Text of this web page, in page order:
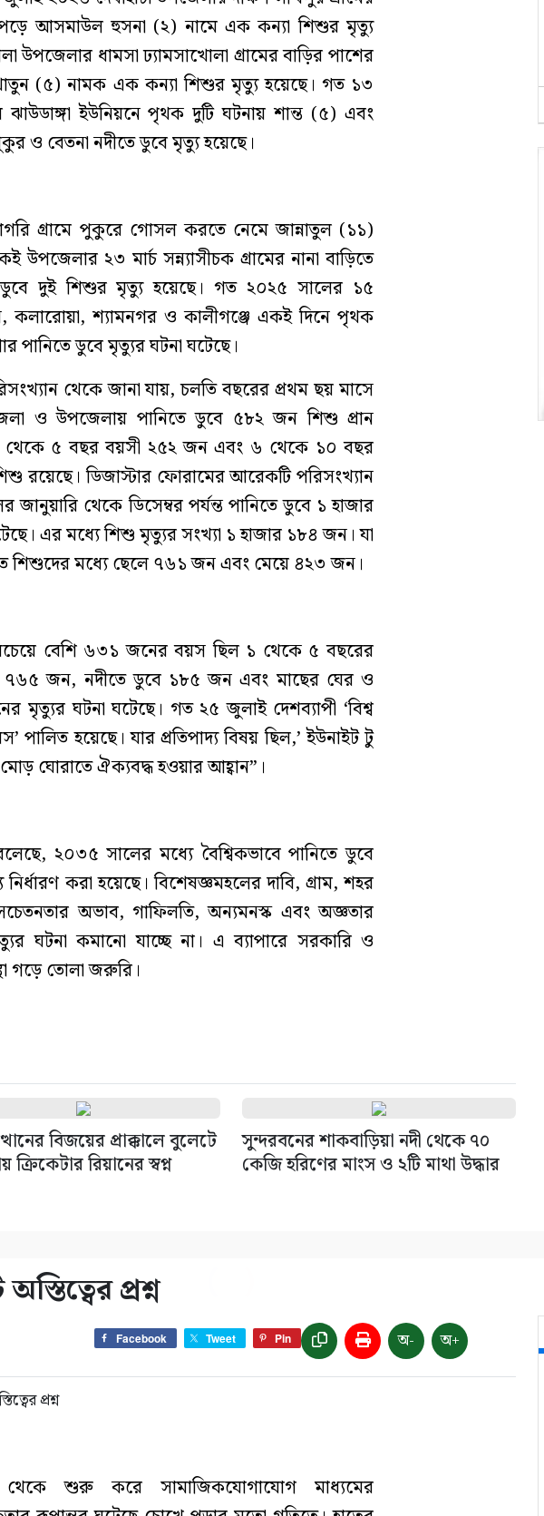
পড়ে আসমাউল হুসনা (২) নামে এক কন্যা শিশুর মৃত্যু
উপজেলার ধামসা ঢ্যামসাখোলা গ্রামের বাড়ির পাশের
(৫) নামক এক কন্যা শিশুর মৃত্যু হয়েছে। গত ১৩
ইউনিয়নে পৃথক দুটি ঘটনায় শান্ত (৫) এবং
ও বেতনা নদীতে ডুবে মৃত্যু হয়েছে।
গ্রামে পুকুরে গোসল করতে নেমে জান্নাতুল (১১)
উপজেলার ২৩ মার্চ সন্ন্যাসীচক গ্রামের নানা বাড়িতে
ডুবে দুই শিশুর মৃত্যু হয়েছে। গত ২০২৫ সালের ১৫
কলারোয়া, শ্যামনগর ও কালীগঞ্জে একই দিনে পৃথক
ডুবে মৃত্যুর ঘটনা ঘটেছে।
থেকে জানা যায়, চলতি বছরের প্রথম ছয় মাসে
জেলা ও উপজেলায় পানিতে ডুবে ৫৮২ জন শিশু প্রান
১ থেকে ৫ বছর বয়সী ২৫২ জন এবং ৬ থেকে ১০ বছর
রয়েছে। ডিজাস্টার ফোরামের আরেকটি পরিসংখ্যান
থেকে ডিসেম্বর পর্যন্ত পানিতে ডুবে ১ হাজার
এর মধ্যে শিশু মৃত্যুর সংখ্যা ১ হাজার ১৮৪ জন। যা
শিশুদের মধ্যে ছেলে ৭৬১ জন এবং মেয়ে ৪২৩ জন।
বেশি ৬৩১ জনের বয়স ছিল ১ থেকে ৫ বছরের
জন, নদীতে ডুবে ১৮৫ জন এবং মাছের ঘের ও
মৃত্যুর ঘটনা ঘটেছে। গত ২৫ জুলাই দেশব্যাপী ‘বিশ্ব
পালিত হয়েছে। যার প্রতিপাদ্য বিষয় ছিল,’ ইউনাইট টু
ঘোরাতে ঐক্যবদ্ধ হওয়ার আহ্বান”।
২০৩৫ সালের মধ্যে বৈশ্বিকভাবে পানিতে ডুবে
করা হয়েছে। বিশেষজ্ঞমহলের দাবি, গ্রাম, শহর
অভাব, গাফিলতি, অন্যমনস্ক এবং অজ্ঞতার
ঘটনা কমানো যাচ্ছে না। এ ব্যাপারে সরকারি ও
গড়ে তোলা জরুরি।
বিজয়ের প্রাক্কালে বুলেটে
ক্রিকেটার রিয়ানের স্বপ্ন
সুন্দরবনের শাকবাড়িয়া নদী থেকে ৭০
কেজি হরিণের মাংস ও ২টি মাথা উদ্ধার
প্রশ্ন
Facebook Tweet Pin অ- অ+
থেকে শুরু করে সামাজিকযোগাযোগ মাধ্যমের